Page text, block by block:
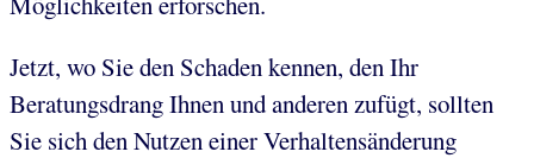
Jetzt, wo Sie den Schaden kennen, den Ihr
Beratungsdrang Ihnen und anderen zufügt, sollten
Sie sich den Nutzen einer Verhaltensänderung